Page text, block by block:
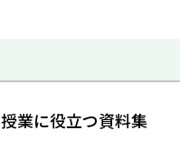
授業に役立つ資料集